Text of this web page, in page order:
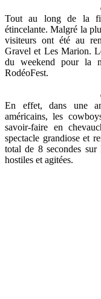
Tout au long de la
étincelante. Malgré la
visiteurs ont été au
Gravel et Les Marion.
du weekend pour la
RodéoFest.
En effet, dans une
américains, les
savoir-faire en
spectacle grandiose et
total de 8 secondes
hostiles et agitées.